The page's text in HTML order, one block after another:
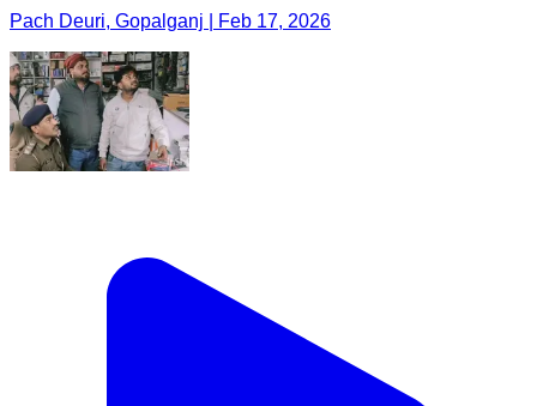
Pach Deuri, Gopalganj | Feb 17, 2026